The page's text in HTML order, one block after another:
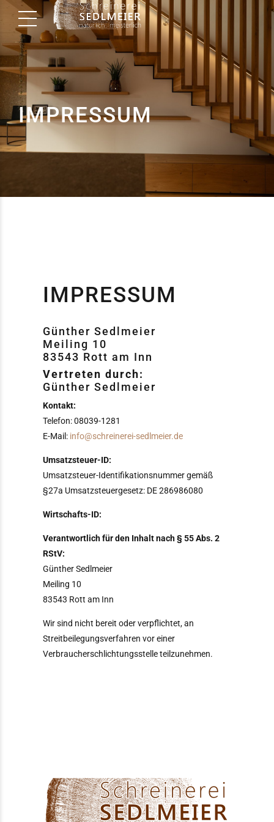
IMPRESSUM
IMPRESSUM
Günther Sedlmeier
Meiling 10
83543 Rott am Inn
Vertreten durch:
Günther Sedlmeier
Kontakt:
Telefon: 08039-1281
E-Mail: info@schreinerei-sedlmeier.de
Umsatzsteuer-ID:
Umsatzsteuer-Identifikationsnummer gemäß
§27a Umsatzsteuergesetz: DE 286986080
Wirtschafts-ID:
Verantwortlich für den Inhalt nach § 55 Abs. 2
RStV:
Günther Sedlmeier
Meiling 10
83543 Rott am Inn
Wir sind nicht bereit oder verpflichtet, an
Streitbeilegungsverfahren vor einer
Verbraucherschlichtungsstelle teilzunehmen.